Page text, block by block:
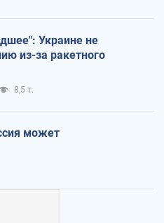
Украине не
из-за ракетного
8,5 т.
может